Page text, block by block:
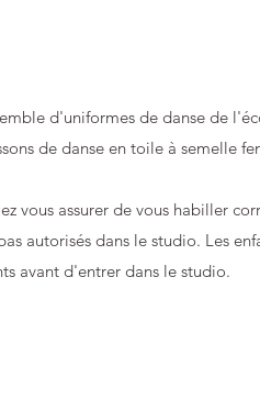
d'uniformes de danse de
de danse en toile à semelle
vous assurer de vous habiller
autorisés dans le studio. Les
avant d'entrer dans le studio.